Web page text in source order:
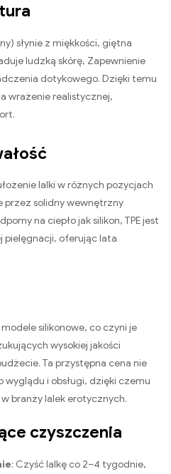
słynie z miękkości, giętna
ludzką skórę, Zapewnienie
dotykowego. Dzięki temu
wrażenie realistycznej,
lalki w różnych pozycjach
przez solidny wewnętrzny
na ciepło jak silikon, TPE jest
pielęgnacji, oferując lata
modele silikonowe, co czyni je
wysokiej jakości
Ta przystępna cena nie
i obsługi, dzięki czemu
branży lalek erotycznych.
czyszczenia
: Czyść lalkę co 2–4 tygodnie,